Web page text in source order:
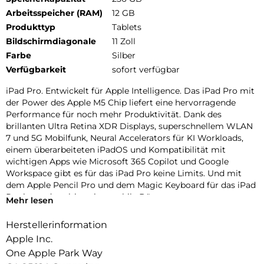
Arbeitsspeicher (RAM)
12 GB
Produkttyp
Tablets
Bildschirmdiagonale
11 Zoll
Farbe
Silber
Verfügbarkeit
sofort verfügbar
iPad Pro. Entwickelt für Apple Intelligence. Das iPad Pro mit
der Power des Apple M5 Chip liefert eine hervorragende
Performance für noch mehr Produktivität. Dank des
brillanten Ultra Retina XDR Displays, superschnellem WLAN
7 und 5G Mobilfunk, Neural Accelerators für KI Workloads,
einem überarbeiteten iPadOS und Kompatibilität mit
wichtigen Apps wie Microsoft 365 Copilot und Google
Workspace gibt es für das iPad Pro keine Limits. Und mit
dem Apple Pencil Pro und dem Magic Keyboard für das iPad
Pro ist es das ultimative mobile Büro.
ist der nächste Riesensprung für KI auf dem iPad. Mit bis zu 2
TB Speicher, 16 GB Arbeitsspeicher und leistungsstarken
Neural Accelerators für KI Performance können Projekte
Mehr lesen
Herstellerinformation
Apple Inc.
One Apple Park Way